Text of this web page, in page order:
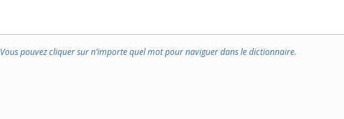
Vous pouvez cliquer sur n’importe quel mot pour naviguer dans le dictionnaire.